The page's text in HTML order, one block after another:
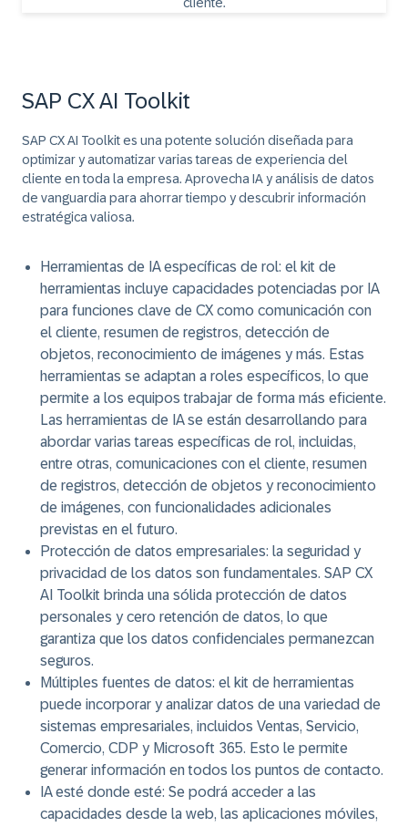
SAP CX AI Toolkit
SAP CX AI Toolkit es una potente solución diseñada para
optimizar y automatizar varias tareas de experiencia del
cliente en toda la empresa. Aprovecha IA y análisis de datos
de vanguardia para ahorrar tiempo y descubrir información
estratégica valiosa.
Herramientas de IA específicas de rol: el kit de
herramientas incluye capacidades potenciadas por IA
para funciones clave de CX como comunicación con
el cliente, resumen de registros, detección de
objetos, reconocimiento de imágenes y más. Estas
herramientas se adaptan a roles específicos, lo que
permite a los equipos trabajar de forma más eficiente.
Las herramientas de IA se están desarrollando para
abordar varias tareas específicas de rol, incluidas,
entre otras, comunicaciones con el cliente, resumen
de registros, detección de objetos y reconocimiento
de imágenes, con funcionalidades adicionales
previstas en el futuro.
Protección de datos empresariales: la seguridad y
privacidad de los datos son fundamentales. SAP CX
AI Toolkit brinda una sólida protección de datos
personales y cero retención de datos, lo que
garantiza que los datos confidenciales permanezcan
seguros.
Múltiples fuentes de datos: el kit de herramientas
puede incorporar y analizar datos de una variedad de
sistemas empresariales, incluidos Ventas, Servicio,
Comercio, CDP y Microsoft 365. Esto le permite
generar información en todos los puntos de contacto.
IA esté donde esté: Se podrá acceder a las
capacidades desde la web, las aplicaciones móviles,